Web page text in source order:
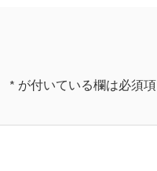
* が付いている欄は必須項